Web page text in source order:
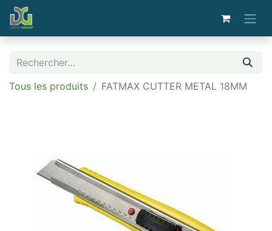
Tous les produits FATMAX CUTTER METAL 18MM